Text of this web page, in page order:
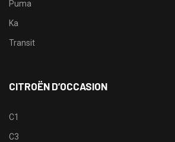
Puma
Ka
Transit
CITROËN D’OCCASION
C1
C3